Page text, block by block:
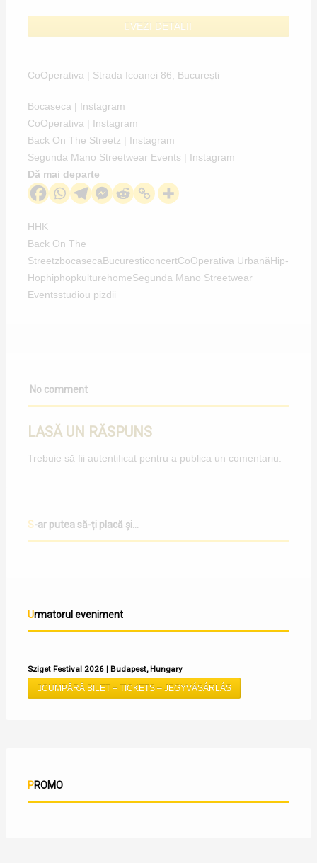
VEZI DETALII
CoOperativa | Strada Icoanei 86, București
Bocaseca | Instagram
CoOperativa | Instagram
Back On The Streetz | Instagram
Segunda Mano Streetwear Events | Instagram
Dă mai departe
HHK
Back On The
StreetzbocasecaBucureșticoncertCoOperativa UrbanăHip-
HophiphopkulturehomeSegunda Mano Streetwear
Eventsstudiou pizdii
No comment
LASĂ UN RĂSPUNS
Trebuie să fii autentificatpentru a publica un comentariu.
S-ar putea să-ți placă și...
Urmatorul eveniment
Sziget Festival 2026 | Budapest, Hungary
CUMPĂRĂ BILET – TICKETS – JEGYVÁSÁRLÁS
PROMO